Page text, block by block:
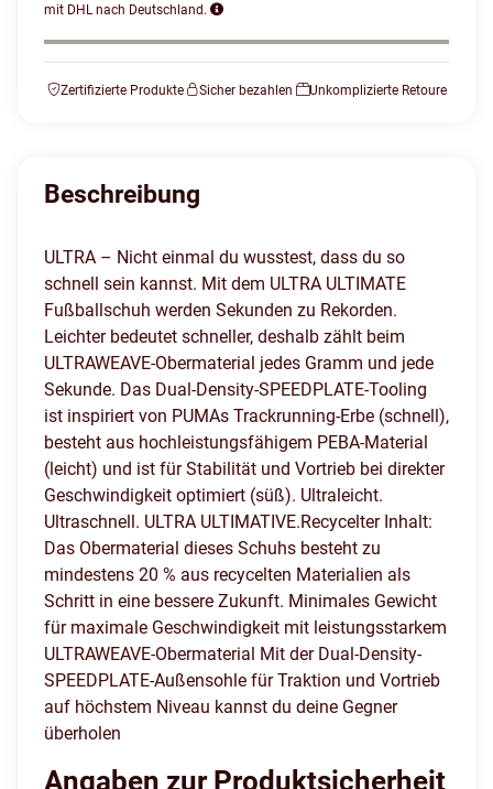
mit DHL nach Deutschland.
Zertifizierte Produkte Sicher bezahlen Unkomplizierte Retoure
Beschreibung
ULTRA – Nicht einmal du wusstest, dass du so
schnell sein kannst. Mit dem ULTRA ULTIMATE
Fußballschuh werden Sekunden zu Rekorden.
Leichter bedeutet schneller, deshalb zählt beim
ULTRAWEAVE-Obermaterial jedes Gramm und jede
Sekunde. Das Dual-Density-SPEEDPLATE-Tooling
ist inspiriert von PUMAs Trackrunning-Erbe (schnell),
besteht aus hochleistungsfähigem PEBA-Material
(leicht) und ist für Stabilität und Vortrieb bei direkter
Geschwindigkeit optimiert (süß). Ultraleicht.
Ultraschnell. ULTRA ULTIMATIVE.Recycelter Inhalt:
Das Obermaterial dieses Schuhs besteht zu
mindestens 20 % aus recycelten Materialien als
Schritt in eine bessere Zukunft. Minimales Gewicht
für maximale Geschwindigkeit mit leistungsstarkem
ULTRAWEAVE-Obermaterial Mit der Dual-Density-
SPEEDPLATE-Außensohle für Traktion und Vortrieb
auf höchstem Niveau kannst du deine Gegner
überholen
Angaben zur Produktsicherheit